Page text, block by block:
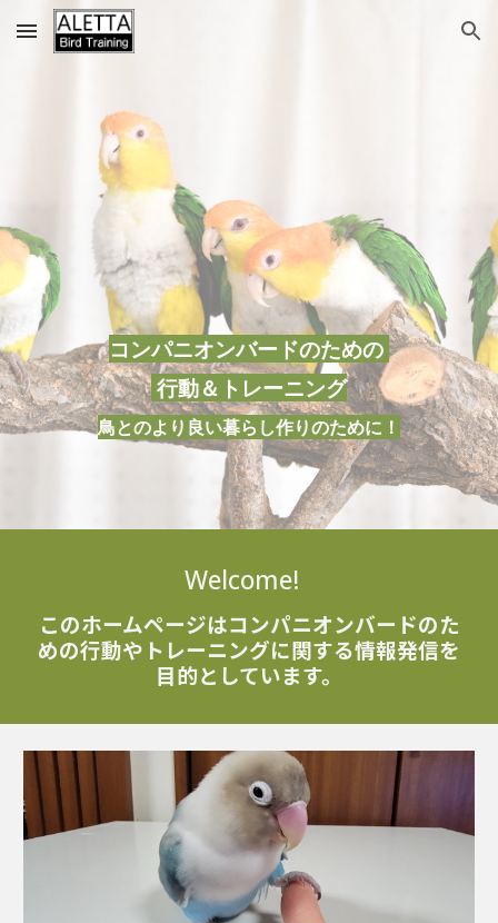
Skip to main content Skip to navigation
コンパニオンバードのための
行動＆トレーニング
鳥とのより良い暮らし作りのために！
Welcome!
このホームページはコンパニオンバードのた
めの行動やトレーニングに関する情報発信を
目的としています。